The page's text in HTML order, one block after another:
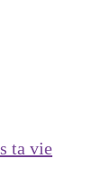
ta vie